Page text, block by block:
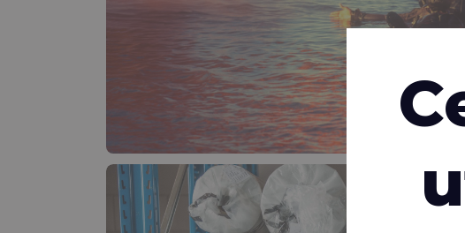
Si vous avez déjà parcouru notre collection, vous
probablement remarqué que nous décrivons nos
comme des tissus techniques. Mais qu'est …
En savoir plus
Pourquoi impliquer Rivertex
premières étapes du